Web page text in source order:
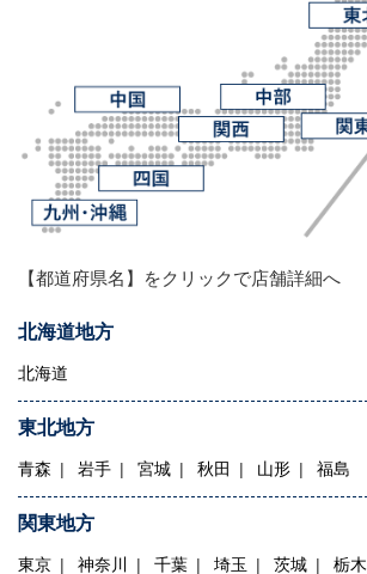
【都道府県名】をクリックで店舗詳細へ
北海道地方
北海道
東北地方
青森 岩手 宮城 秋田 山形 福島
関東地方
東京 神奈川 千葉 埼玉 茨城 栃木